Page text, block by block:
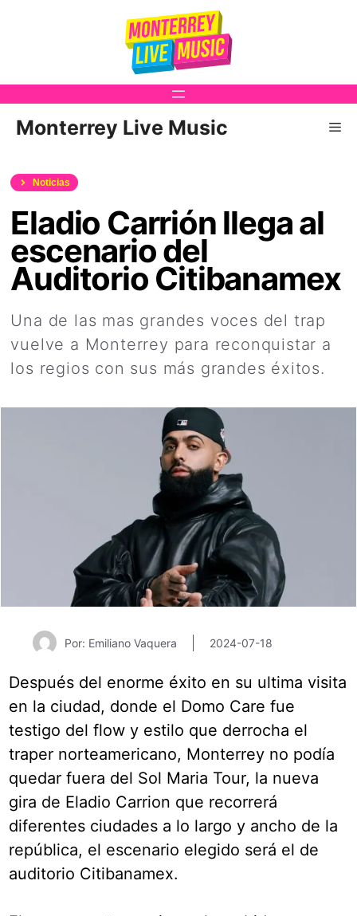
Monterrey Live Music
Noticias
Eladio Carrión llega al
escenario del
Auditorio Citibanamex
Una de las mas grandes voces del trap
vuelve a Monterrey para reconquistar a
los regios con sus más grandes éxitos.
Por: Emiliano Vaquera 2024-07-18
Después del enorme éxito en su ultima visita
en la ciudad, donde el Domo Care fue
testigo del flow y estilo que derrocha el
traper norteamericano, Monterrey no podía
quedar fuera del Sol Maria Tour, la nueva
gira de Eladio Carrion que recorrerá
diferentes ciudades a lo largo y ancho de la
república, el escenario elegido será el de
auditorio Citibanamex.